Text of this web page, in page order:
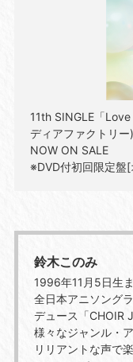
11th SINGLE「
ディアファクトリー)
NOW ON SALE
※DVD付初回限定盤
鈴木このみ
1996年11月5日生
全日本アニソング
デュース「CHOIR
様々なジャンル・
リリアントな声で